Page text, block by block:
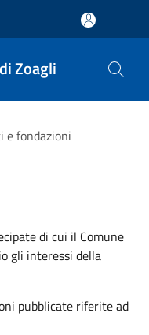
Zoagli
e fondazioni
di cui il Comune
gli interessi della
pubblicate riferite ad